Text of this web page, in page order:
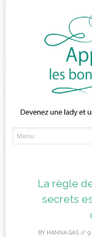
La règle
secrets
BY HANNA GAS// 9